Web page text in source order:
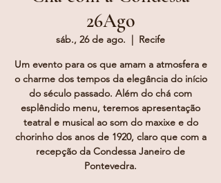
26Ago
sáb., 26 de ago.
  |
Recife
Um evento para os que amam a atmosfera e
o charme dos tempos da elegância do início
do século passado. Além do chá com
esplêndido menu, teremos apresentação
teatral e musical ao som do maxixe e do
chorinho dos anos de 1920, claro que com a
recepção da Condessa Janeiro de
Pontevedra.